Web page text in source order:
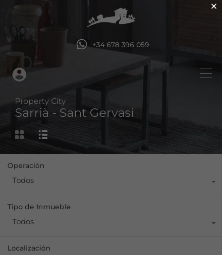
+34 678 396 059
Property City
Sarrià - Sant Gervasi
Operación
Todos
Tipo de Inmueble
Todos
Localización
×